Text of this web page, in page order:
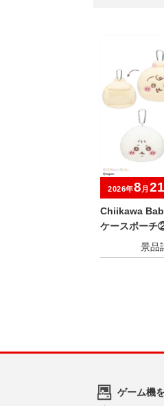
Chiikawa
ケースポーチ
2026年8 月 21
ゲーム機